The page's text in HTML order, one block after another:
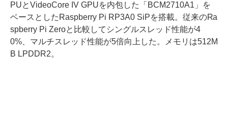
PUとVideoCore IV GPUを内包した「BCM2710A1」を
ベースとしたRaspberry Pi RP3A0 SiPを搭載。従来のRa
spberry Pi Zeroと比較してシングルスレッド性能が4
0%、マルチスレッド性能が5倍向上した。メモリは512M
B LPDDR2。